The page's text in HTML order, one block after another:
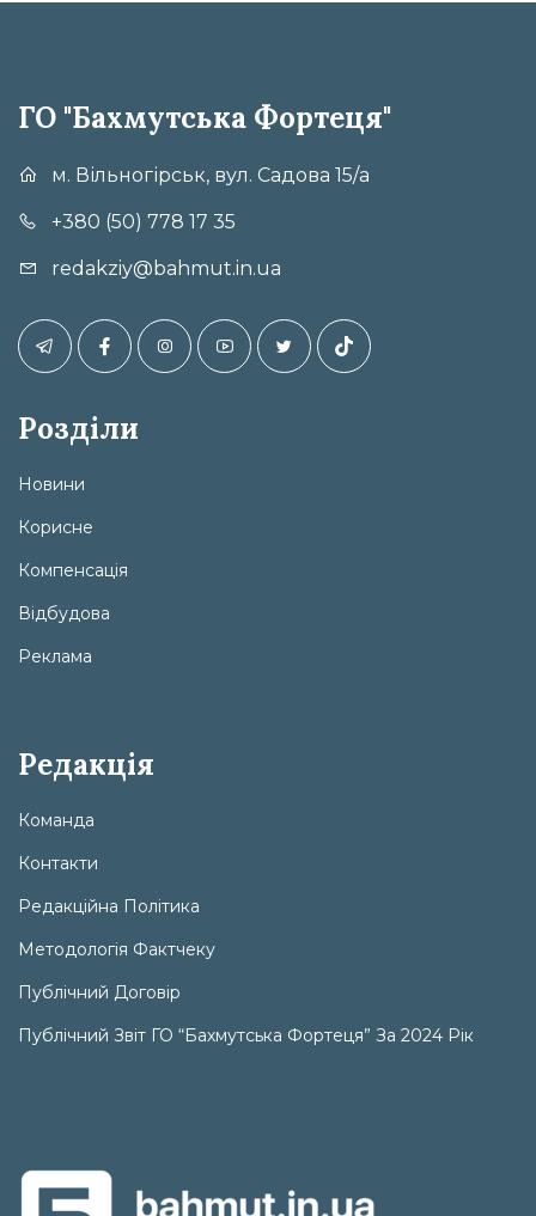
ГО "Бахмутська Фортеця"
м. Вільногірськ, вул. Садова 15/а
+380 (50) 778 17 35
redakziy@bahmut.in.ua
Розділи
Новини
Корисне
Компенсація
Відбудова
Реклама
Редакція
Команда
Контакти
Редакційна Політика
Методологія Фактчеку
Публічний Договір
Публічний Звіт ГО “Бахмутська Фортеця” За 2024 Рік